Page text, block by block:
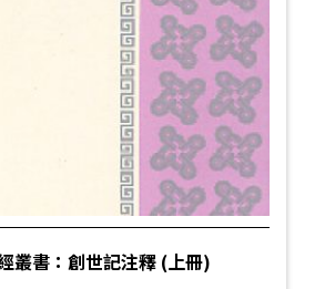
叢書：創世記注釋 (上冊)